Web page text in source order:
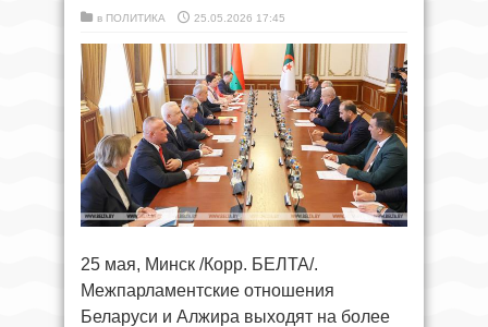
в ПОЛИТИКА 25.05.2026 17:45
25 мая, Минск /Корр. БЕЛТА/.
Межпарламентские отношения
Беларуси и Алжира выходят на более